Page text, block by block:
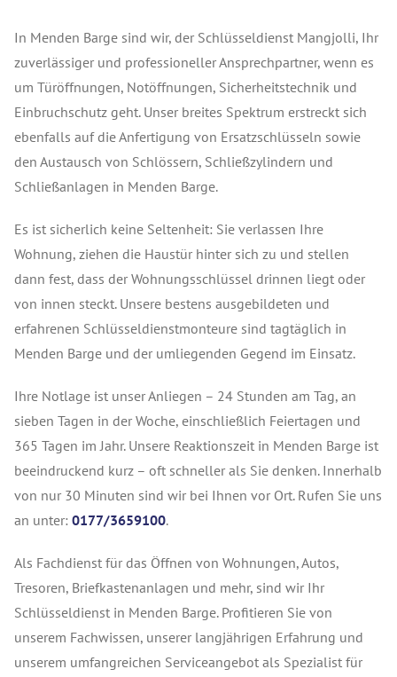
In Menden Barge sind wir, der Schlüsseldienst Mangjolli, Ihr
zuverlässiger und professioneller Ansprechpartner, wenn es
um Türöffnungen, Notöffnungen, Sicherheitstechnik und
Einbruchschutz geht. Unser breites Spektrum erstreckt sich
ebenfalls auf die Anfertigung von Ersatzschlüsseln sowie
den Austausch von Schlössern, Schließzylindern und
Schließanlagen in Menden Barge.
Es ist sicherlich keine Seltenheit: Sie verlassen Ihre
Wohnung, ziehen die Haustür hinter sich zu und stellen
dann fest, dass der Wohnungsschlüssel drinnen liegt oder
von innen steckt. Unsere bestens ausgebildeten und
erfahrenen Schlüsseldienstmonteure sind tagtäglich in
Menden Barge und der umliegenden Gegend im Einsatz.
Ihre Notlage ist unser Anliegen – 24 Stunden am Tag, an
sieben Tagen in der Woche, einschließlich Feiertagen und
365 Tagen im Jahr. Unsere Reaktionszeit in Menden Barge ist
beeindruckend kurz – oft schneller als Sie denken. Innerhalb
von nur 30 Minuten sind wir bei Ihnen vor Ort. Rufen Sie uns
an unter: 0177/3659100.
Als Fachdienst für das Öffnen von Wohnungen, Autos,
Tresoren, Briefkastenanlagen und mehr, sind wir Ihr
Schlüsseldienst in Menden Barge. Profitieren Sie von
unserem Fachwissen, unserer langjährigen Erfahrung und
unserem umfangreichen Serviceangebot als Spezialist für